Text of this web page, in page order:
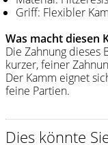
Werkzeugtaschen
e-kwip
Joewell
Aromase Salon-Pro
Griff: Flexibler
Was macht diesen
Die Zahnung dieses
kurzer, feiner
Der Kamm eignet
feine Partien.
Dies könnte